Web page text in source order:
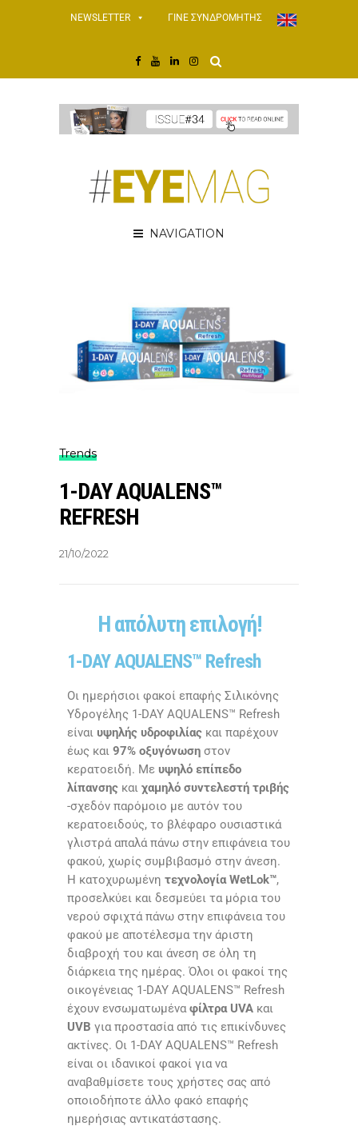
NEWSLETTER ΓΙΝΕ ΣΥΝΔΡΟΜΗΤΗΣ
NAVIGATION
Trends
1-DAY AQUALENS™
REFRESH
21/10/2022
Η απόλυτη επιλογή!
1-DAY AQUALENS™ Refresh
Οι ημερήσιοι φακοί επαφής Σιλικόνης
Υδρογέλης 1-DAY AQUALENS™ Refresh
είναι υψηλής υδροφιλίας και παρέχουν
έως και 97% οξυγόνωση στον
κερατοειδή. Με υψηλό επίπεδο
λίπανσης και χαμηλό συντελεστή τριβής
-σχεδόν παρόμοιο με αυτόν του
κερατοειδούς, το βλέφαρο ουσιαστικά
γλιστρά απαλά πάνω στην επιφάνεια του
φακού, χωρίς συμβιβασμό στην άνεση.
Η κατοχυρωμένη τεχνολογία WetLok™,
προσελκύει και δεσμεύει τα μόρια του
νερού σφιχτά πάνω στην επιφάνεια του
φακού με αποτέλεσμα την άριστη
διαβροχή του και άνεση σε όλη τη
διάρκεια της ημέρας. Όλοι οι φακοί της
οικογένειας 1-DAY AQUALENS™ Refresh
έχουν ενσωματωμέναφίλτρα UVA και
UVB για προστασία από τις επικίνδυνες
ακτίνες. Οι 1-DAY AQUALENS™ Refresh
είναι οι ιδανικοί φακοί για να
αναβαθμίσετε τους χρήστες σας από
οποιοδήποτε άλλο φακό επαφής
ημερήσιας αντικατάστασης.